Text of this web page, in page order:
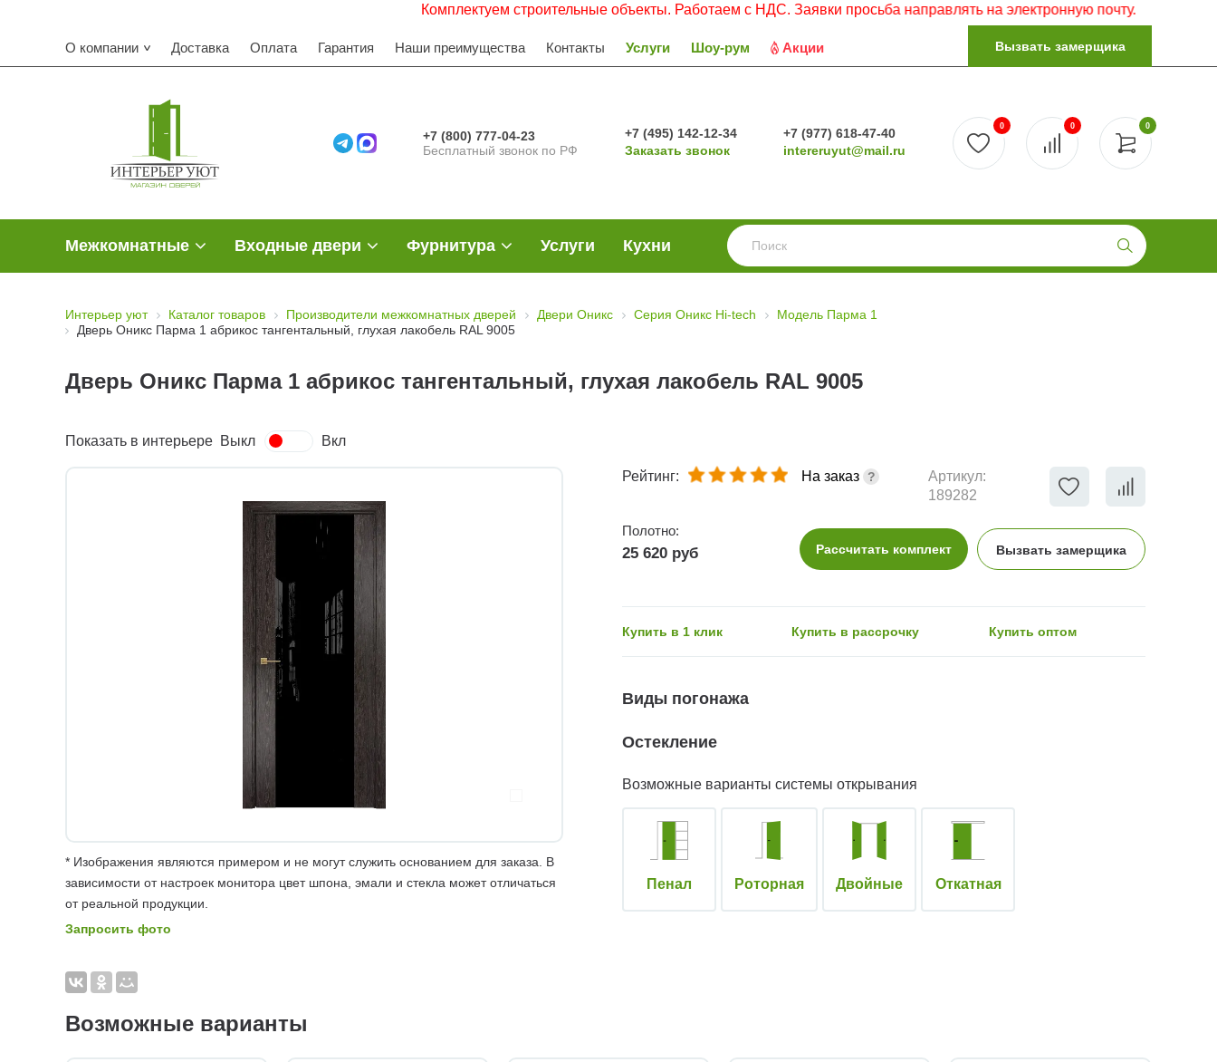
Комплектуем строительные объекты. Работаем с НДС. Заявки просьба направлять на электронную почту.
О компании Доставка Оплата Гарантия Наши преимущества Контакты Услуги Шоу-рум Акции Вызвать замерщика
+7 (800) 777-04-23
Бесплатный звонок по РФ
+7 (495) 142-12-34
Заказать звонок
+7 (977) 618-47-40
intereruyut@mail.ru
0
0 0
Межкомнатные Входные двери Фурнитура Услуги Кухни
Интерьер уют Каталог товаров Производители межкомнатных дверей Двери Оникс Серия Оникс Hi-tech
Модель Парма 1
Дверь Оникс Парма 1 абрикос тангентальный, глухая лакобель RAL 9005
Дверь Оникс Парма 1 абрикос тангентальный, глухая лакобель RAL 9005
Показать в интерьере Выкл Вкл
* Изображения являются примером и не могут служить основанием для заказа. В
зависимости от настроек монитора цвет шпона, эмали и стекла может отличаться
от реальной продукции.
Запросить фото
Рейтинг: На заказ
Артикул:
189282
Полотно:
25 620 руб Рассчитать комплект Вызвать замерщика
Купить в 1 клик Купить в рассрочку Купить оптом
Виды погонажа
Остекление
Возможные варианты системы открывания
Пенал Роторная Двойные Откатная
Возможные варианты